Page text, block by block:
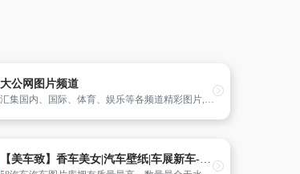
大公网图片频道
汇集国内、国际、体育、娱乐等各频道精彩图片,以及风光、趣图、火辣、性感、未解之谜和老照片等各类图片,提供全面权威优质的图片资讯,直观展示新闻第一现场。
【美车致】香车美女|汽车壁纸|车展新车-58汽车